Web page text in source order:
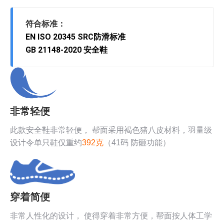
符合标准：
EN ISO 20345 SRC防滑标准
GB 21148-2020 安全鞋
非常轻便
此款安全鞋非常轻便， 帮面采用褐色猪八皮材料，羽量级
设计令单只鞋仅重约392克 （41码 防砸功能）
穿着简便
非常人性化的设计， 使得穿着非常方便，帮面按人体工学